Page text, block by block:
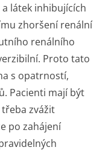
látek inhibujících
zhoršení renální
renálního
Proto tato
s opatrností,
Pacienti mají být
zvážit
po zahájení